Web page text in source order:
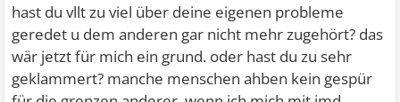
hast du vllt zu viel über deine eigenen probleme
geredet u dem anderen gar nicht mehr zugehört? das
wär jetzt für mich ein grund. oder hast du zu sehr
geklammert? manche menschen ahben kein gespür